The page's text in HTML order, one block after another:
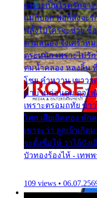
เพราะเป็นโรครักจา
แม่ก็บอก พ่อก็สั่งจะรั
พลั้งไปใครจะช่วย ซื้
ตามสนอง จึงเศร้าห
ตระหนัก เพราะไม่รั
ตมน้ำคลอง หลงลิ้น
โชย คำหวาน เขาว
มาบานก่อนตูม ดุจไฟ
เพราะตรอมฤทัย ข้า
โศก เสียเถิดทอง พัก
เขาจะว่า ลูกเจ้าเกิด
จะตั้งชื่อให้ ว่าไอ้บังเ
บัวทองร้องไห้ - เทพ
109 views •